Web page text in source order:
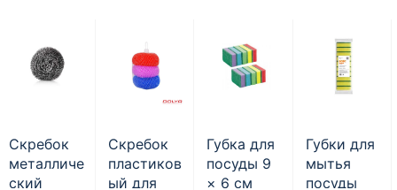
Скребок
металличе
ский
Скребок
пластиков
ый для
Губка для
посуды 9
× 6 см
Губки для
мытья
посуды